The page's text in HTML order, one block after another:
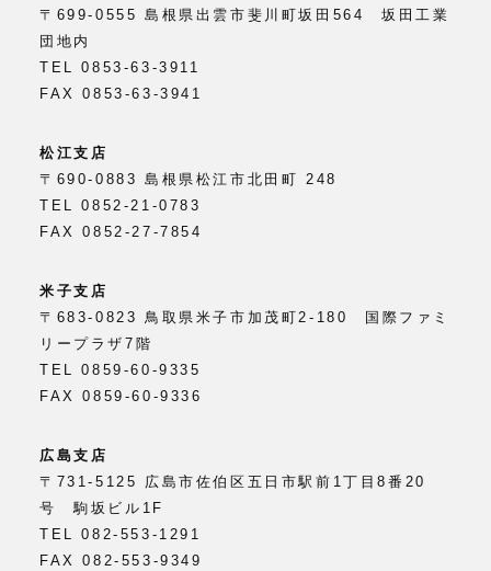
〒699-0555 島根県出雲市斐川町坂田564 坂田工業
団地内
TEL 0853-63-3911
FAX 0853-63-3941
松江支店
〒690-0883 島根県松江市北田町 248
TEL 0852-21-0783
FAX 0852-27-7854
米子支店
〒683-0823 鳥取県米子市加茂町2-180 国際ファミ
リープラザ7階
TEL 0859-60-9335
FAX 0859-60-9336
広島支店
〒731-5125 広島市佐伯区五日市駅前1丁目8番20
号 駒坂ビル1F
TEL 082-553-1291
FAX 082-553-9349